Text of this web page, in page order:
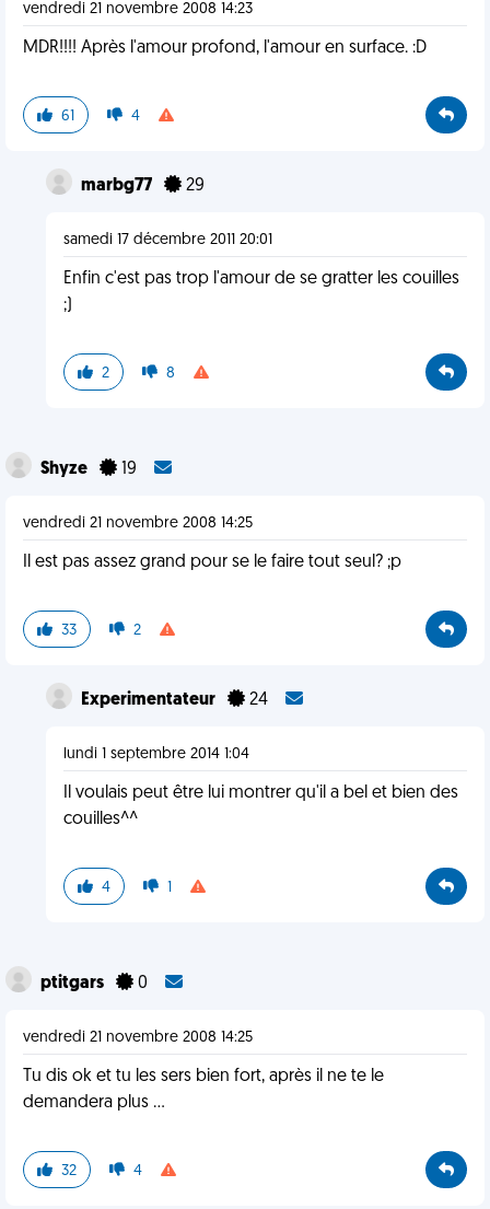
vendredi 21 novembre 2008 14:23
MDR!!!! Après l'amour profond, l'amour en surface. :D
61 4
marbg77 29
samedi 17 décembre 2011 20:01
Enfin c'est pas trop l'amour de se gratter les couilles
;)
2 8
Shyze 19
vendredi 21 novembre 2008 14:25
Il est pas assez grand pour se le faire tout seul? ;p
33 2
Experimentateur 24
lundi 1 septembre 2014 1:04
Il voulais peut être lui montrer qu'il a bel et bien des
couilles^^
4 1
ptitgars 0
vendredi 21 novembre 2008 14:25
Tu dis ok et tu les sers bien fort, après il ne te le
demandera plus ...
32 4